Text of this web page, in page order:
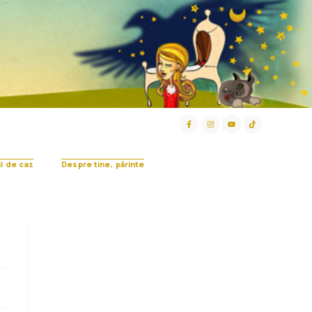
de caz Despre tine, părinte